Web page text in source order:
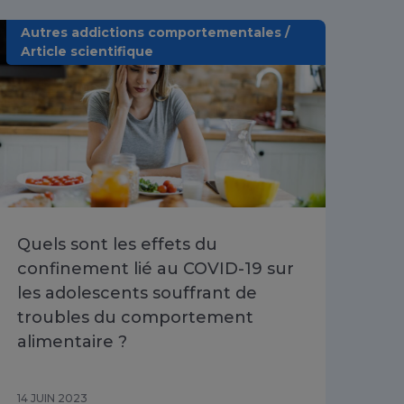
Autres addictions comportementales /
Article scientifique
Quels sont les effets du
confinement lié au COVID-19 sur
les adolescents souffrant de
troubles du comportement
alimentaire ?
14 JUIN 2023